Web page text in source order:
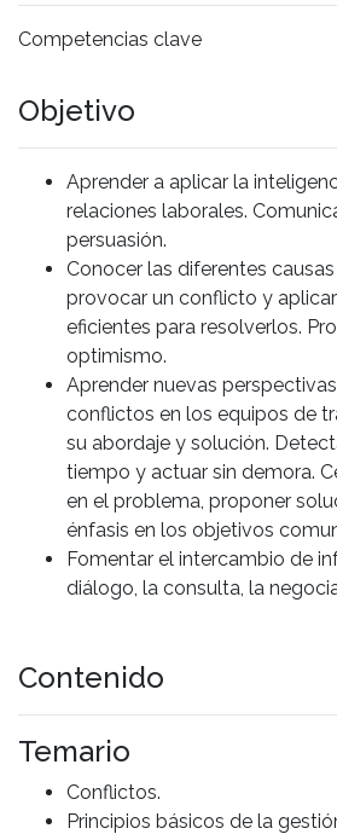
Competencias clave
Objetivo
Aprender a aplicar la
relaciones laborales.
persuasión.
Conocer las diferentes
provocar un conflicto y
eficientes para resolverlos.
optimismo.
Aprender nuevas
conflictos en los equipos de
su abordaje y solución.
tiempo y actuar sin demora.
en el problema, proponer
énfasis en los objetivos
Fomentar el intercambio de
diálogo, la consulta, la
Contenido
Temario
Conflictos.
Principios básicos de la